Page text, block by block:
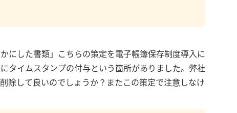
にした書類」こちらの策定を電子帳簿保存制度導入に
タイムスタンプの付与という箇所がありました。弊社
除して良いのでしょうか？またこの策定で注意しなけ